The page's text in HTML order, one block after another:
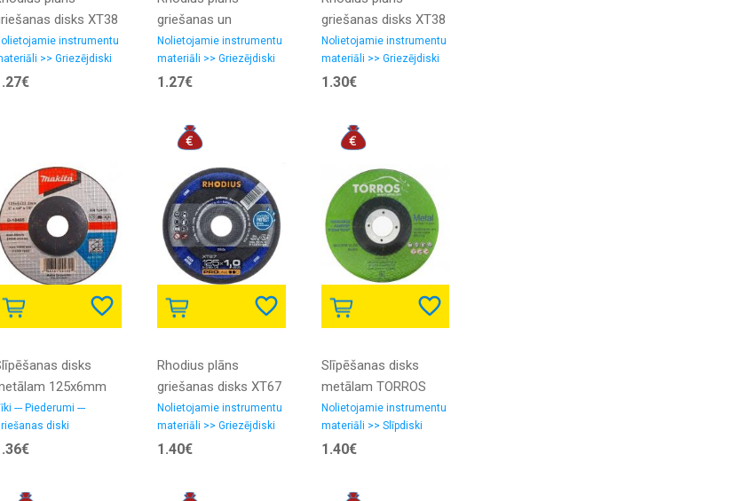
disks XT38
instrumentu
>> Griezējdiski
griešanas un
slīpēšanas disks
XTK35 Cross
125x1.9x22.23
Nolietojamie instrumentu
materiāli >> Griezējdiski
1.27€
griešanas disks XT38
125x1.5x22.23
Nolietojamie instrumentu
materiāli >> Griezējdiski
1.30€
disks
125x6mm
Makita D-18465
--- Piederumi ---
diski
Rhodius plāns
griešanas disks XT67
125x1.5x22.23
Nolietojamie instrumentu
materiāli >> Griezējdiski
1.40€
Slīpēšanas disks
metālam TORROS
125x6x22,2
Nolietojamie instrumentu
materiāli >> Slīpdiski
1.40€